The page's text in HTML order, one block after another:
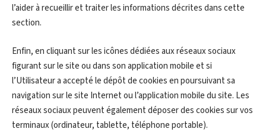
l’aider à recueillir et traiter les informations décrites dans cette
section.
Enfin, en cliquant sur les icônes dédiées aux réseaux sociaux
figurant sur le site ou dans son application mobile et si
l’Utilisateur a accepté le dépôt de cookies en poursuivant sa
navigation sur le site Internet ou l’application mobile du site. Les
réseaux sociaux peuvent également déposer des cookies sur vos
terminaux (ordinateur, tablette, téléphone portable).